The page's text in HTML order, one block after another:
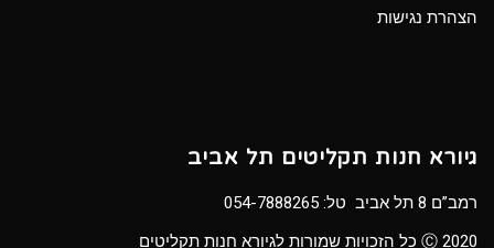
הצהרת נגישות
גיורא חנות תקליטים תל אביב
רמב”ם 8 תל אביב טל:
054-7888265
Ⓒ 2020 כל הזכויות שמורות לגיורא חנות תקליטים